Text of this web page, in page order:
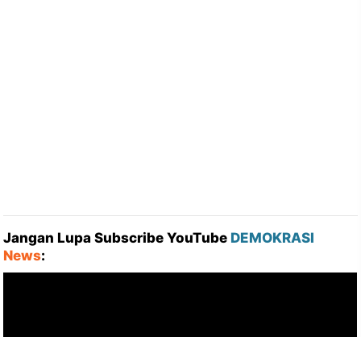
Jangan Lupa Subscribe YouTube DEMOKRASI
News: